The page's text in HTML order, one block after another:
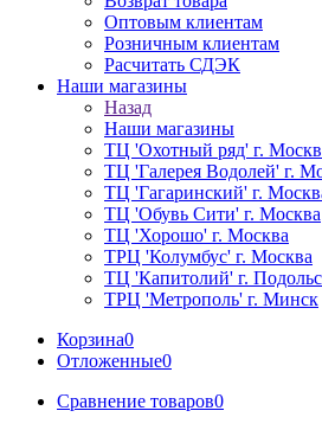
Оптовым клиентам
Розничным клиентам
Расчитать СДЭК
Наши магазины
Назад
Наши магазины
ТЦ 'Охотный ряд' г.
ТЦ 'Галерея Водолей' г.
ТЦ 'Гагаринский' г.
ТЦ 'Обувь Сити' г. Москва
ТЦ 'Хорошо' г. Москва
ТРЦ 'Колумбус' г. Москва
ТЦ 'Капитолий' г.
ТРЦ 'Метрополь' г. Минск
Корзина0
Отложенные0
Сравнение товаров0